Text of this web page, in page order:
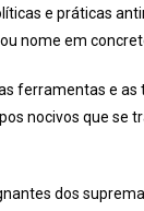
e práticas
nome em
ferramentas e
nocivos que se
dos